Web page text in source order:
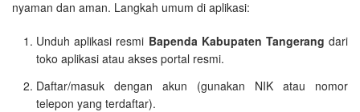
nyaman dan aman. Langkah umum di aplikasi:
Unduh aplikasi resmi Bapenda Kabupaten Tangerang dari
toko aplikasi atau akses portal resmi.
Daftar/masuk dengan akun (gunakan NIK atau nomor
telepon yang terdaftar).